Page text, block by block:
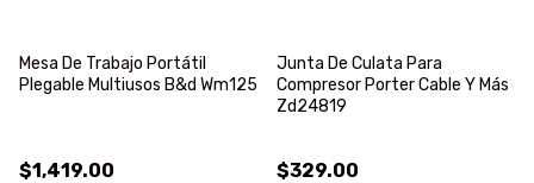
Mesa De Trabajo Portátil
Plegable Multiusos B&d Wm125
$1,419.00
Junta De Culata Para
Compresor Porter Cable Y Más
Zd24819
$329.00